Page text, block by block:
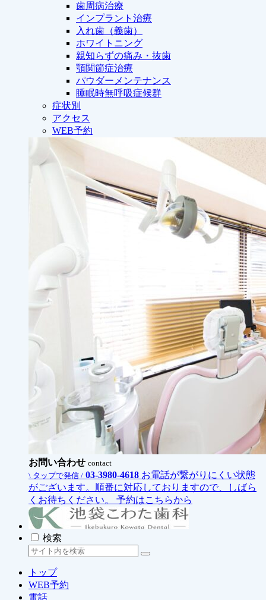
歯周病治療
インプラント治療
入れ歯（義歯）
ホワイトニング
親知らずの痛み・抜歯
顎関節症治療
パウダーメンテナンス
睡眠時無呼吸症候群
症状別
アクセス
WEB予約
お問い合わせ contact
\ タップで発信 / 03-3980-4618 お電話が繋がりにくい状態
がございます。順番に対応しておりますので、しばら
くお待ちください。
予約はこちらから
検索
トップ
WEB予約
電話